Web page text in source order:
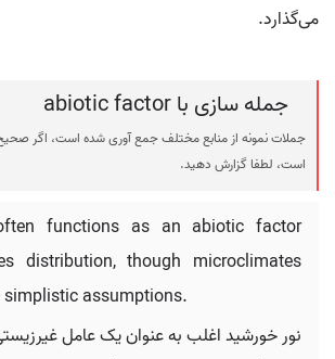
می‌گذارد.
جمله سازی با abiotic factor
جملات نمونه از منابع مختلف جمع آوری شده است، اگر
است، لطفا گزارش دهید.
functions as an abiotic factor
distribution, though microclimates
assumptions.
نور خورشید اغلب به عنوان یک عامل